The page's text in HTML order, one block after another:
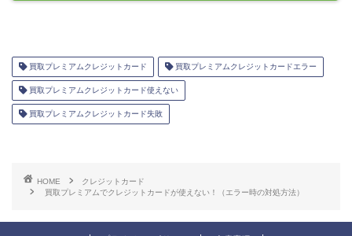
買取プレミアムクレジットカード 買取プレミアムクレジットカードエラー
買取プレミアムクレジットカード使えない
買取プレミアムクレジットカード失敗
HOME
クレジットカード
買取プレミアムでクレジットカードが使えない！（エラー時の対処方法）